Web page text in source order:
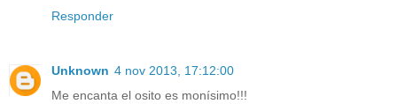
Responder
Unknown 4 nov 2013, 17:12:00
Me encanta el osito es monísimo!!!